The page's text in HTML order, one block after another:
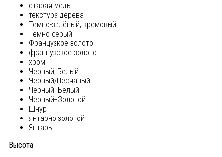
старая медь
текстура дерева
Темно-зелёный, кремовый
Тёмно-серый
Французкое золото
французское золото
хром
Черный, Белый
Черный/Песчаный
Черный+Белый
Черный+Золотой
Шнур
янтарно-золотой
Янтарь
Высота